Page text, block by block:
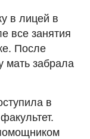
в лицей в
все занятия
После
мать забрала
в